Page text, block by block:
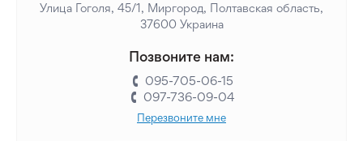
Улица Гоголя, 45/1, Миргород, Полтавская область,
37600 Украина
Позвоните нам:
095-705-06-15
097-736-09-04
Перезвоните мне